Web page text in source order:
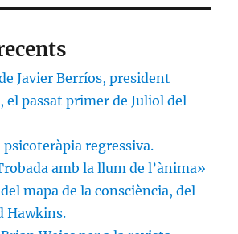
Javier Berríos, president
el passat primer de Juliol del
regressiva.
amb la llum de l’ànima»
mapa de la consciència, del
Hawkins.